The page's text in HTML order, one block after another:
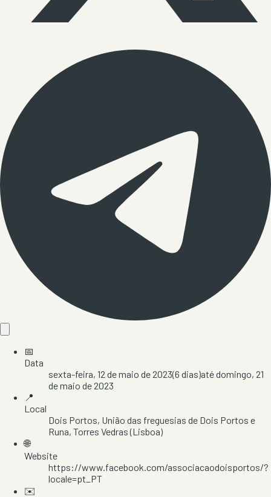
📅
Data
sexta-feira, 12 de maio de 2023(6 dias)atédomingo, 21
de maio de 2023
📍
Local
Dois Portos, União das freguesias de Dois Portos e
Runa, Torres Vedras(Lisboa)
🌐
Website
https://www.facebook.com/associacaodoisportos/?
locale=pt_PT
✉️